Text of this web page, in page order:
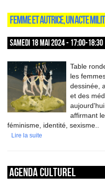
FEMME ET AUTRICE, UN ACTE
SAMEDI 18 MAI 2024 - 17:00-18:30
Table
les
dessinée,
et des
affirmant
féminisme, identité, sexisme..
Lire la suite
Agenda culturel